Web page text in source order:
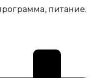
питание.